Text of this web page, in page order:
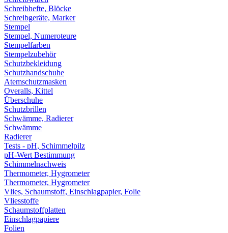
Schreibhefte, Blöcke
Schreibgeräte, Marker
Stempel
Stempel, Numeroteure
Stempelfarben
Stempelzubehör
Schutzbekleidung
Schutzhandschuhe
Atemschutzmasken
Overalls, Kittel
Überschuhe
Schutzbrillen
Schwämme, Radierer
Schwämme
Radierer
Tests - pH, Schimmelpilz
pH-Wert Bestimmung
Schimmelnachweis
Thermometer, Hygrometer
Thermometer, Hygrometer
Vlies, Schaumstoff, Einschlagpapier, Folie
Vliesstoffe
Schaumstoffplatten
Einschlagpapiere
Folien